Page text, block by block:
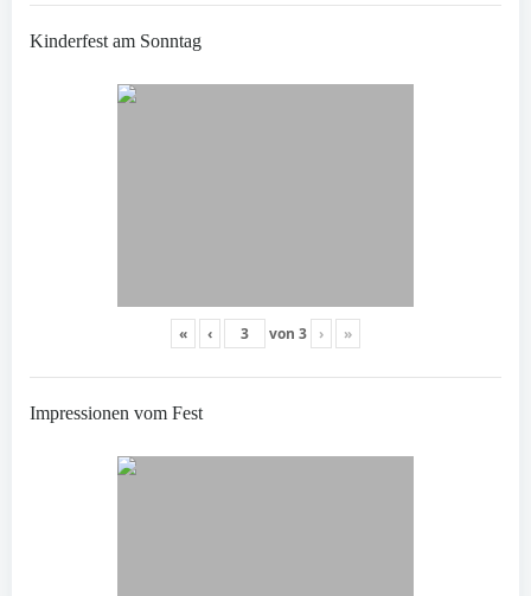
Kinderfest am Sonntag
« ‹ von 3 › »
Impressionen vom Fest